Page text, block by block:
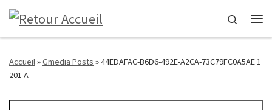
Passer au contenu
Search
Accueil»Gmedia Posts »44EDAFAC-B6D6-492E-A2CA-73C79FC0A5AE 1
201 A